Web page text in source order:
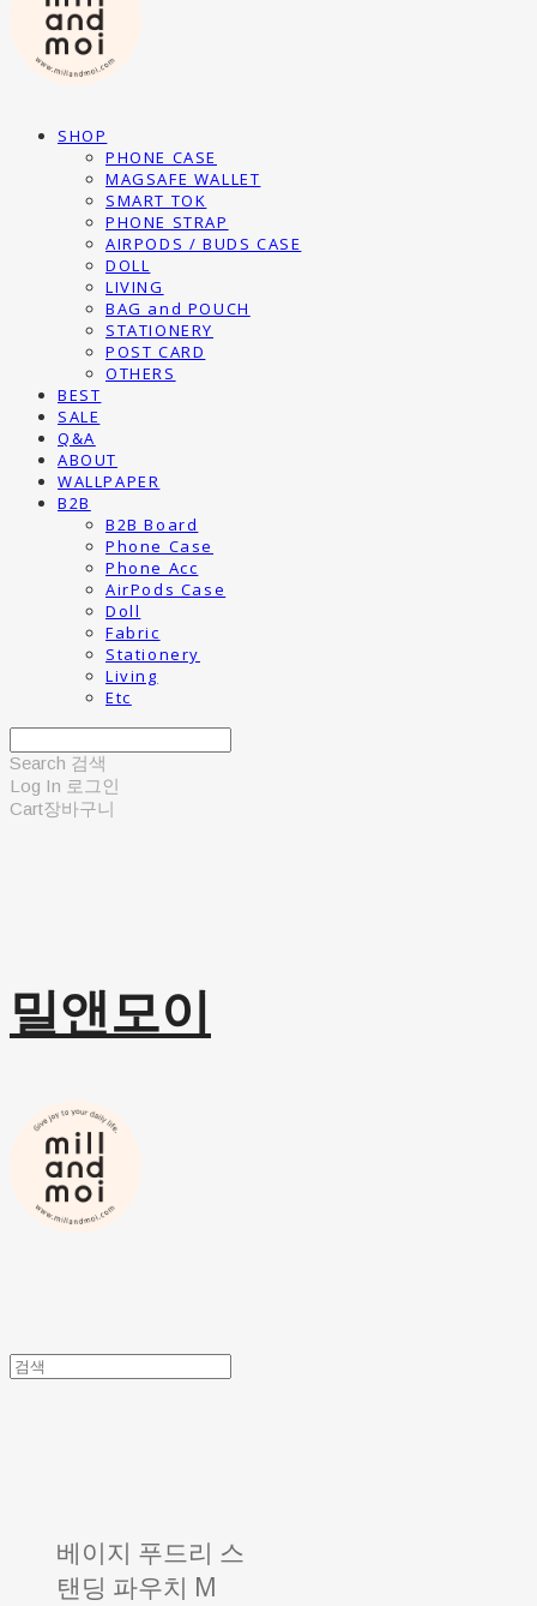
SHOP
PHONE CASE
MAGSAFE WALLET
SMART TOK
PHONE STRAP
AIRPODS / BUDS CASE
DOLL
LIVING
BAG and POUCH
STATIONERY
POST CARD
OTHERS
BEST
SALE
Q&A
ABOUT
WALLPAPER
B2B
B2B Board
Phone Case
Phone Acc
AirPods Case
Doll
Fabric
Stationery
Living
Etc
Search 검색
Log In 로그인
Cart장바구니
밀앤모이
베이지 푸드리 스
탠딩 파우치 M